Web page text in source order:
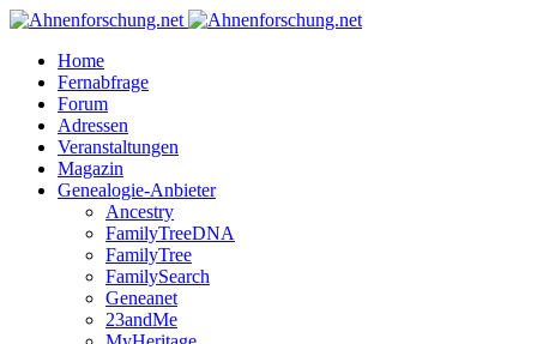
Home
Fernabfrage
Forum
Adressen
Veranstaltungen
Magazin
Genealogie-Anbieter
Ancestry
FamilyTreeDNA
FamilyTree
FamilySearch
Geneanet
23andMe